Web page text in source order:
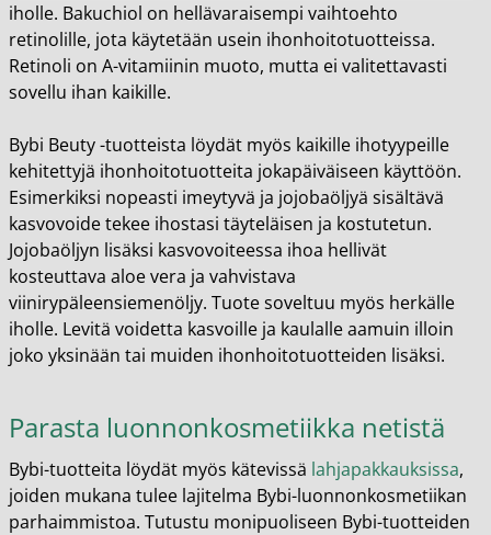
iholle. Bakuchiol on hellävaraisempi vaihtoehto
retinolille, jota käytetään usein ihonhoitotuotteissa.
Retinoli on A-vitamiinin muoto, mutta ei valitettavasti
sovellu ihan kaikille.
Bybi Beuty -tuotteista löydät myös kaikille ihotyypeille
kehitettyjä ihonhoitotuotteita jokapäiväiseen käyttöön.
Esimerkiksi nopeasti imeytyvä ja jojobaöljyä sisältävä
kasvovoide tekee ihostasi täyteläisen ja kostutetun.
Jojobaöljyn lisäksi kasvovoiteessa ihoa hellivät
kosteuttava aloe vera ja vahvistava
viinirypäleensiemenöljy. Tuote soveltuu myös herkälle
iholle. Levitä voidetta kasvoille ja kaulalle aamuin illoin
joko yksinään tai muiden ihonhoitotuotteiden lisäksi.
Parasta luonnonkosmetiikka netistä
Bybi-tuotteita löydät myös kätevissä lahjapakkauksissa,
joiden mukana tulee lajitelma Bybi-luonnonkosmetiikan
parhaimmistoa. Tutustu monipuoliseen Bybi-tuotteiden